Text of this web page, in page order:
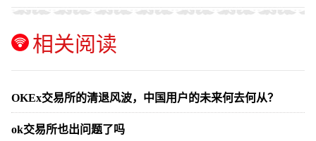
相关阅读
OKEx交易所的清退风波，中国用户的未来何去何从？
ok交易所也出问题了吗